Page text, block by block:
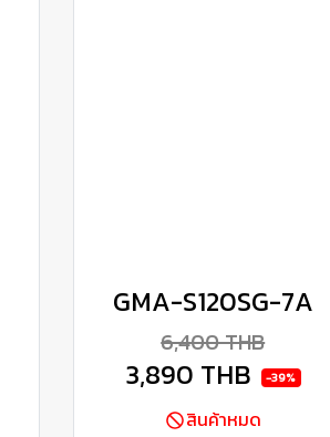
GMA-S120SG-7A
6,400 THB
3,890 THB -39%
สินค้าหมด